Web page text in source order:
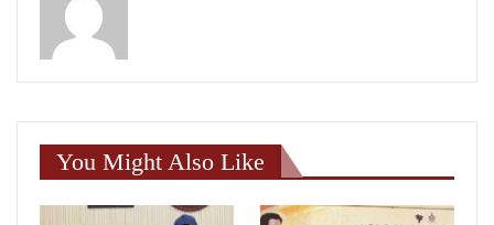
You Might Also Like